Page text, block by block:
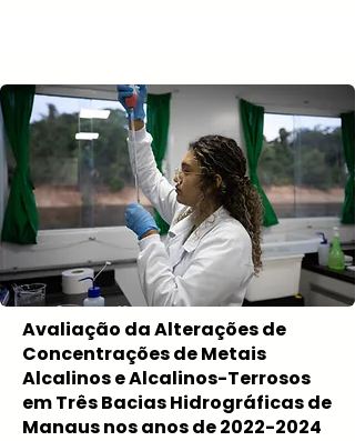
Avaliação da Alterações de
Concentrações de Metais
Alcalinos e Alcalinos-Terrosos
em Três Bacias Hidrográficas de
Manaus nos anos de2022-2024